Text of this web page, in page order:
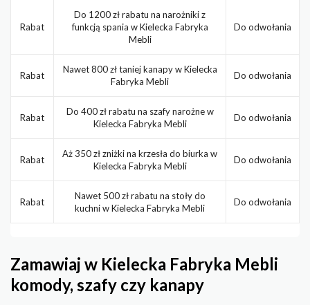
Rabat
Do 1200 zł rabatu na narożniki z
funkcją spania w Kielecka Fabryka
Mebli
Do odwołania
Rabat
Nawet 800 zł taniej kanapy w Kielecka
Fabryka Mebli
Do odwołania
Rabat
Do 400 zł rabatu na szafy narożne w
Kielecka Fabryka Mebli
Do odwołania
Rabat
Aż 350 zł zniżki na krzesła do biurka w
Kielecka Fabryka Mebli
Do odwołania
Rabat
Nawet 500 zł rabatu na stoły do
kuchni w Kielecka Fabryka Mebli
Do odwołania
Zamawiaj w Kielecka Fabryka Mebli
komody, szafy czy kanapy